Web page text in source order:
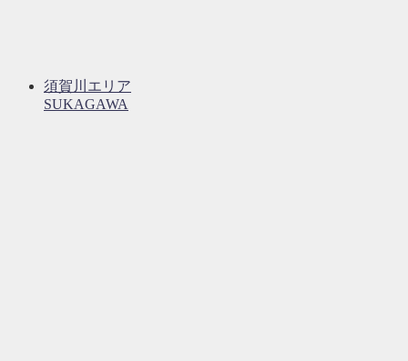
須賀川エリア
SUKAGAWA